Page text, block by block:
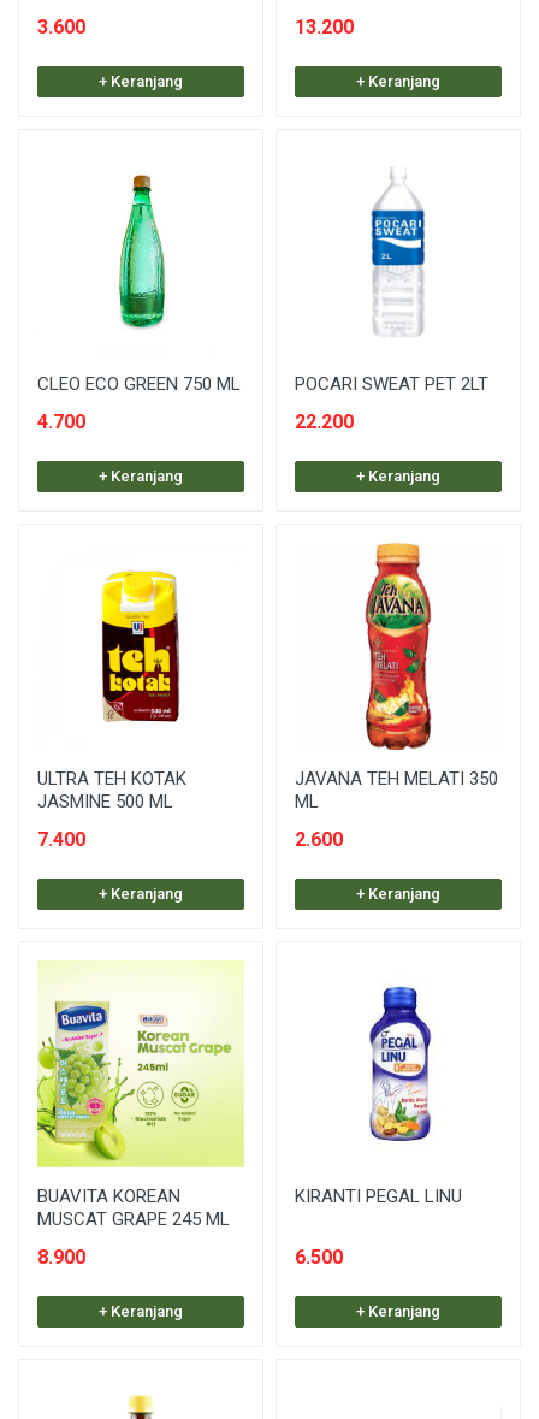
3.600
+ Keranjang
13.200
+ Keranjang
CLEO ECO GREEN 750 ML
4.700
+ Keranjang
POCARI SWEAT PET 2LT
22.200
+ Keranjang
ULTRA TEH KOTAK
JASMINE 500 ML
7.400
+ Keranjang
JAVANA TEH MELATI 350
ML
2.600
+ Keranjang
BUAVITA KOREAN
MUSCAT GRAPE 245 ML
8.900
+ Keranjang
KIRANTI PEGAL LINU
6.500
+ Keranjang